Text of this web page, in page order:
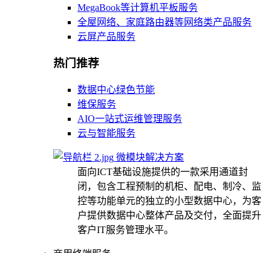
MegaBook等计算机平板服务
全屋网络、家庭路由器等网络类产品服务
云屏产品服务
热门推荐
数据中心绿色节能
维保服务
AIO一站式运维管理服务
云与智能服务
微模块解决方案
面向ICT基础设施提供的一款采用通道封
闭，包含工程预制的机柜、配电、制冷、监
控等功能单元的独立的小型数据中心，为客
户提供数据中心整体产品及交付，全面提升
客户IT服务管理水平。